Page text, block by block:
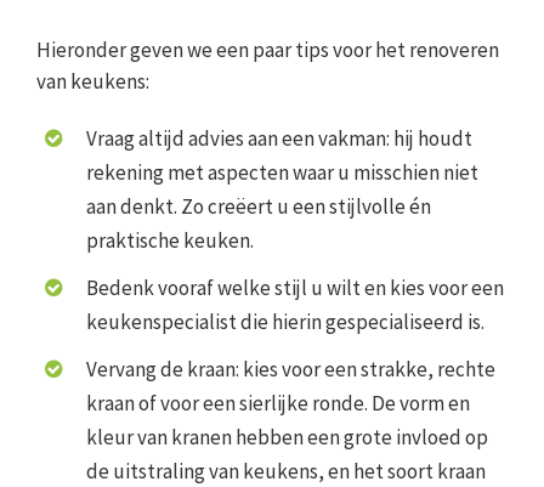
Hieronder geven we een paar tips voor het renoveren
van keukens:
Vraag altijd advies aan een vakman: hij houdt
rekening met aspecten waar u misschien niet
aan denkt. Zo creëert u een stijlvolle én
praktische keuken.
Bedenk vooraf welke stijl u wilt en kies voor een
keukenspecialist die hierin gespecialiseerd is.
Vervang de kraan: kies voor een strakke, rechte
kraan of voor een sierlijke ronde. De vorm en
kleur van kranen hebben een grote invloed op
de uitstraling van keukens, en het soort kraan